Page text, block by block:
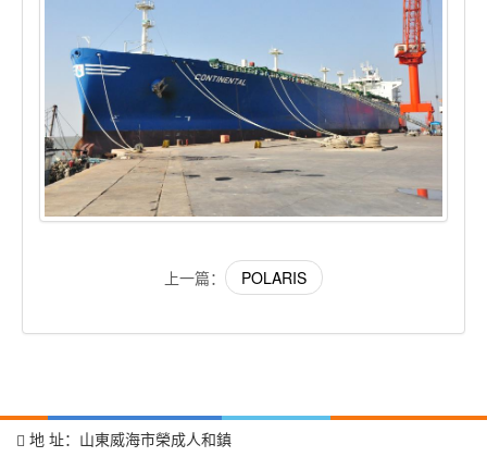
上一篇： POLARIS
地 址：山東威海市榮成人和鎮